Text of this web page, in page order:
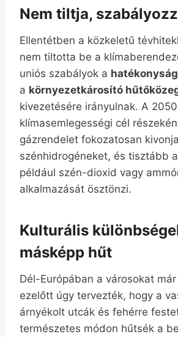
Nem tiltja,
Ellentétben a közkeletű
nem tiltotta be a
uniós szabályok a
a környezetkárosító
kivezetésére irányulnak. A
klímasemlegességi cél
gázrendelet fokozatosan
szénhidrogéneket, és tisztább
például szén-dioxid vagy
alkalmazását ösztönzi.
Kulturális
másképp hűt
Dél-Európában a városokat
ezelőtt úgy tervezték, hogy a
árnyékolt utcák és fehérre
természetes módon hűtsék a